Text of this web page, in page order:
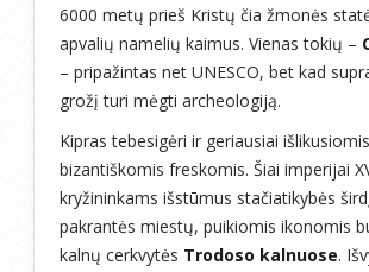
6000 metų prieš Kristų čia žmonės
apvalių namelių kaimus. Vienas tokių –
– pripažintas net UNESCO, bet kad
grožį turi mėgti archeologiją.
Kipras tebesigėri ir geriausiai išlikusiomis
bizantiškomis freskomis. Šiai imperijai
kryžininkams išstūmus stačiatikybės
pakrantės miestų, puikiomis ikonomis
kalnų cerkvytės Trodoso kalnuose.